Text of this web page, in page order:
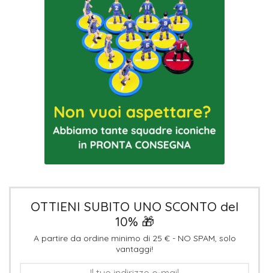
OTTIENI SUBITO UNO SCONTO del
10% 🎁
A partire da ordine minimo di 25 € - NO SPAM, solo
vantaggi!